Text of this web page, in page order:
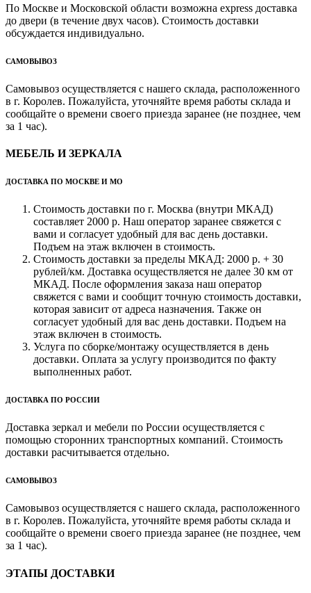
По Москве и Московской области возможна express доставка
до двери (в течение двух часов). Стоимость доставки
обсуждается индивидуально.
САМОВЫВОЗ
Самовывоз осуществляется с нашего склада, расположенного
в г. Королев. Пожалуйста, уточняйте время работы склада и
сообщайте о времени своего приезда заранее (не позднее, чем
за 1 час).
МЕБЕЛЬ И ЗЕРКАЛА
ДОСТАВКА ПО МОСКВЕ И МО
Стоимость доставки по г. Москва (внутри МКАД)
составляет 2000 р. Наш оператор заранее свяжется с
вами и согласует удобный для вас день доставки.
Подъем на этаж включен в стоимость.
Стоимость доставки за пределы МКАД: 2000 р. + 30
рублей/км. Доставка осуществляется не далее 30 км от
МКАД. После оформления заказа наш оператор
свяжется с вами и сообщит точную стоимость доставки,
которая зависит от адреса назначения. Также он
согласует удобный для вас день доставки. Подъем на
этаж включен в стоимость.
Услуга по сборке/монтажу осуществляется в день
доставки. Оплата за услугу производится по факту
выполненных работ.
ДОСТАВКА ПО РОССИИ
Доставка зеркал и мебели по России осуществляется с
помощью сторонних транспортных компаний. Стоимость
доставки расчитывается отдельно.
САМОВЫВОЗ
Самовывоз осуществляется с нашего склада, расположенного
в г. Королев. Пожалуйста, уточняйте время работы склада и
сообщайте о времени своего приезда заранее (не позднее, чем
за 1 час).
ЭТАПЫ ДОСТАВКИ